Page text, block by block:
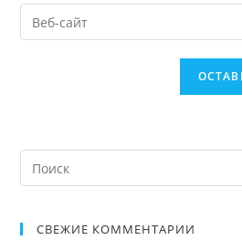
СВЕЖИЕ КОММЕНТАРИИ